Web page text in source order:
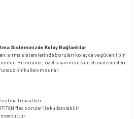
Sisteminizde Kolay Bağlantılar
ısıtma sistemlerinde boruları kolayca ve güvenli bir
Bu ürünler, özel tasarım ve kaliteli malzemeleri
bir kullanım sunar.
tesisatları
flex borular ile kullanılabilir
mevcuttur